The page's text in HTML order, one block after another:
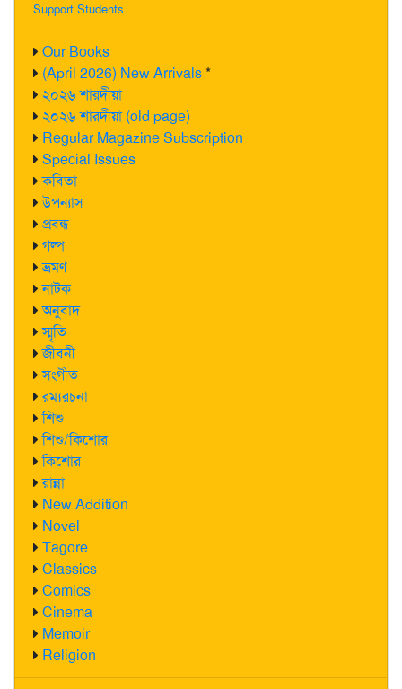
Support Students
Our Books
(April 2026) New Arrivals*
২০২৬ শারদীয়া
২০২৬ শারদীয়া (old page)
Regular Magazine Subscription
Special Issues
কবিতা
উপন্যাস
প্রবন্ধ
গল্প
ভ্রমণ
নাটক
অনুবাদ
স্মৃতি
জীবনী
সংগীত
রম্যরচনা
শিশু
শিশু/কিশোর
কিশোর
রান্না
New Addition
Novel
Tagore
Classics
Comics
Cinema
Memoir
Religion